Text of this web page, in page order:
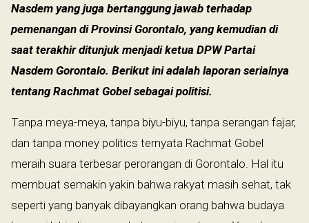
Nasdem yang juga bertanggung jawab terhadap
pemenangan di Provinsi Gorontalo, yang kemudian di
saat terakhir ditunjuk menjadi ketua DPW Partai
Nasdem Gorontalo. Berikut ini adalah laporan serialnya
tentang Rachmat Gobel sebagai politisi.
Tanpa meya-meya, tanpa biyu-biyu, tanpa serangan fajar,
dan tanpa money politics ternyata Rachmat Gobel
meraih suara terbesar perorangan di Gorontalo. Hal itu
membuat semakin yakin bahwa rakyat masih sehat, tak
seperti yang banyak dibayangkan orang bahwa budaya